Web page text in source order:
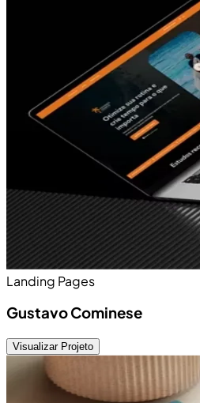
Landing Pages
Gustavo Cominese
Visualizar Projeto